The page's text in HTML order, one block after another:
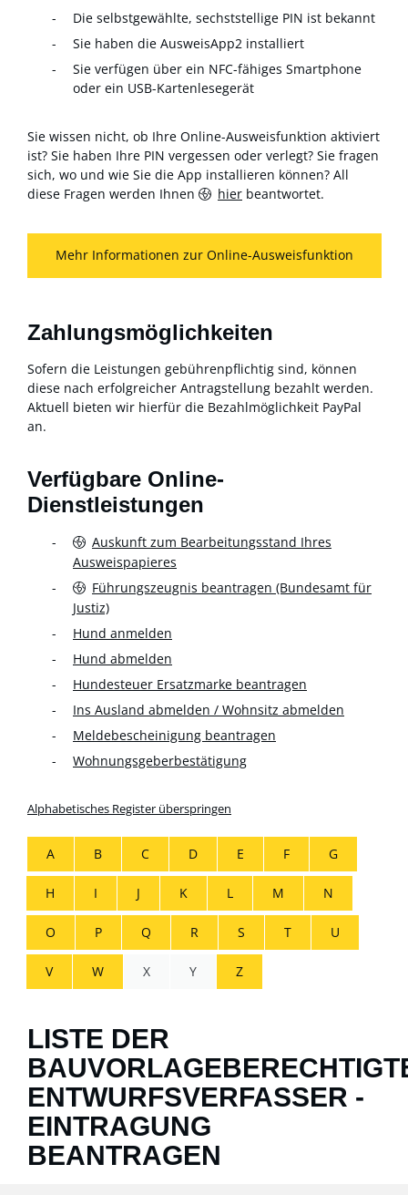
Die selbstgewählte, sechststellige PIN ist bekannt
Sie haben die AusweisApp2 installiert
Sie verfügen über ein NFC-fähiges Smartphone
oder ein USB-Kartenlesegerät
Sie wissen nicht, ob Ihre Online-Ausweisfunktion aktiviert
ist? Sie haben Ihre PIN vergessen oder verlegt? Sie fragen
sich, wo und wie Sie die App installieren können? All
diese Fragen werden Ihnen
hier beantwortet.
Mehr Informationen zur Online-Ausweisfunktion
Zahlungsmöglichkeiten
Sofern die Leistungen gebührenpflichtig sind, können
diese nach erfolgreicher Antragstellung bezahlt werden.
Aktuell bieten wir hierfür die Bezahlmöglichkeit PayPal
an.
Verfügbare Online-
Dienstleistungen
Auskunft zum Bearbeitungsstand Ihres
Ausweispapieres
Führungszeugnis beantragen (Bundesamt für
Justiz)
Hund anmelden
Hund abmelden
Hundesteuer Ersatzmarke beantragen
Ins Ausland abmelden / Wohnsitz abmelden
Meldebescheinigung beantragen
Wohnungsgeberbestätigung
Alphabetisches Register überspringen
A B C D E F G
H I J K L M N
O P Q R S T U
V W X Y Z
LISTE DER
ENTWURFSVERFASSER -
EINTRAGUNG
BEANTRAGEN